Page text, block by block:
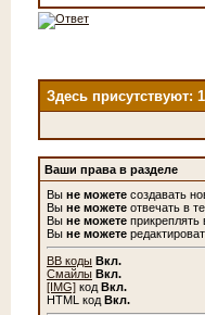
Здесь присутствуют: 1
Ваши права в разделе
Вы не можете создавать
Вы не можете отвечать в
Вы не можете прикреплять
Вы не можете
BB коды Вкл.
Смайлы Вкл.
[IMG] код Вкл.
HTML код Вкл.